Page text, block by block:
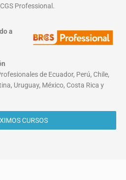
Professional.
a
de Ecuador, Perú, Chile,
Uruguay, México, Costa Rica y
CURSOS